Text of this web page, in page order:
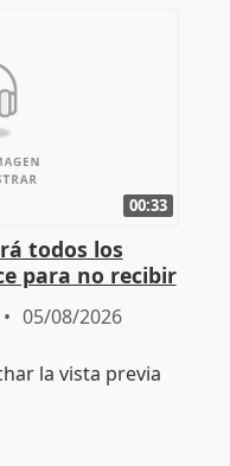
00:33
todos los
para no recibir
05/08/2026